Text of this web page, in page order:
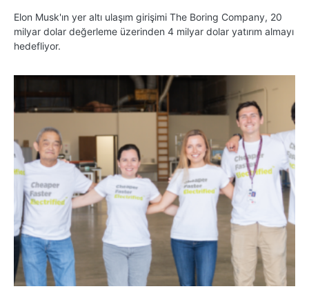
Elon Musk'ın yer altı ulaşım girişimi The Boring Company, 20
milyar dolar değerleme üzerinden 4 milyar dolar yatırım almayı
hedefliyor.